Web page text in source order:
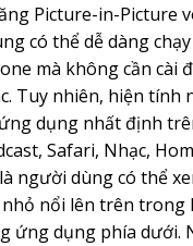
Picture-in-Picture
có thể dễ dàng
mà không cần cài
Tuy nhiên, hiện tính
dụng nhất định
Safari, Nhạc,
người dùng có thể
nổi lên trên trong
ứng dụng phía dưới.